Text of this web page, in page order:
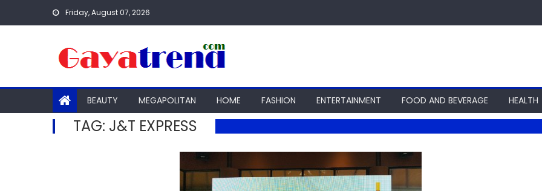
Friday, August 07, 2026
BEAUTY MEGAPOLITAN HOME FASHION ENTERTAINMENT FOOD AND BEVERAGE HEALTH
TAG: J&T EXPRESS